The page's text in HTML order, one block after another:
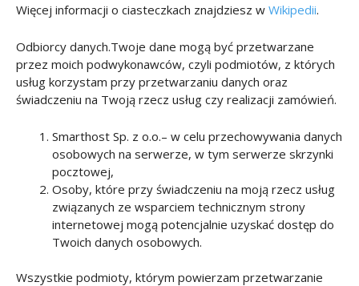
Więcej informacji o ciasteczkach znajdziesz w Wikipedii.
Odbiorcy danych.Twoje dane mogą być przetwarzane
przez moich podwykonawców, czyli podmiotów, z których
usług korzystam przy przetwarzaniu danych oraz
świadczeniu na Twoją rzecz usług czy realizacji zamówień.
Smarthost Sp. z o.o.– w celu przechowywania danych
osobowych na serwerze, w tym serwerze skrzynki
pocztowej,
Osoby, które przy świadczeniu na moją rzecz usług
związanych ze wsparciem technicznym strony
internetowej mogą potencjalnie uzyskać dostęp do
Twoich danych osobowych.
Wszystkie podmioty, którym powierzam przetwarzanie